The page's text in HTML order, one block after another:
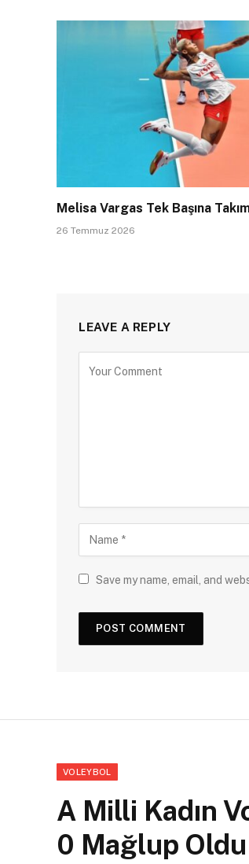
Melisa Vargas Tek Başına
26 Temmuz 2026
LEAVE A REPLY
Save my name, email, and
VOLEYBOL
A Milli Kadın
0 Mağlup Oldu